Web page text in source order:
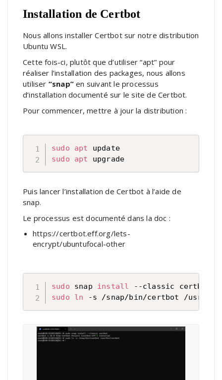
Installation de Certbot
Nous allons installer Certbot sur notre distribution
Ubuntu WSL.
Cette fois-ci, plutôt que d’utiliser “apt” pour
réaliser l’installation des packages, nous allons
utiliser “snap” en suivant le processus
d’installation documenté sur le site de Certbot.
Pour commencer, mettre à jour la distribution :
sudo apt
sudo
apt upgrade
Puis lancer l’installation de Certbot à l’aide de
snap.
Le processus est documenté dans la doc :
https://certbot.eff.org/lets-
encrypt/ubuntufocal-other
sudo snap install
sudo
ln -s /snap/bin/certbot /usr/